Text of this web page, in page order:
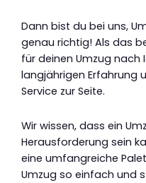
Dann bist du bei uns,
genau richtig! Als das
für deinen Umzug nach
langjährigen Erfahrung
Service zur Seite.
Wir wissen, dass ein
Herausforderung sein
eine umfangreiche
Umzug so einfach und